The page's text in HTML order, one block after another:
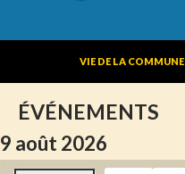
VIE DE LA COMMUNE
ÉVÉNEMENTS
9 août 2026